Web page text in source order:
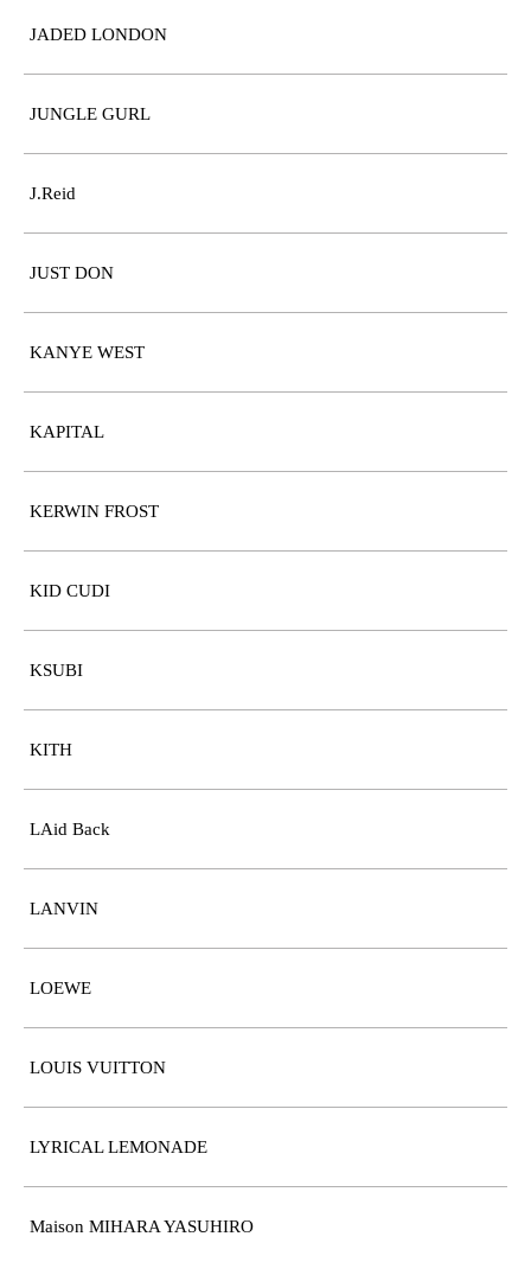
JADED LONDON
JUNGLE GURL
J.Reid
JUST DON
KANYE WEST
KAPITAL
KERWIN FROST
KID CUDI
KSUBI
KITH
LAid Back
LANVIN
LOEWE
LOUIS VUITTON
LYRICAL LEMONADE
Maison MIHARA YASUHIRO